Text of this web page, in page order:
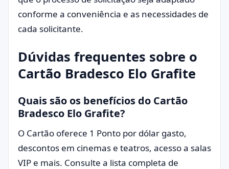
conforme a conveniência e as necessidades de
cada solicitante.
Dúvidas frequentes sobre o
Cartão Bradesco Elo Grafite
Quais são os benefícios do Cartão
Bradesco Elo Grafite?
O Cartão oferece 1 Ponto por dólar gasto,
descontos em cinemas e teatros, acesso a salas
VIP e mais. Consulte a lista completa de